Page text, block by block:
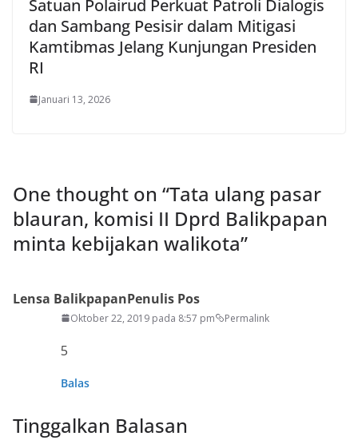
Satuan Polairud Perkuat Patroli Dialogis
dan Sambang Pesisir dalam Mitigasi
Kamtibmas Jelang Kunjungan Presiden
RI
Januari 13, 2026
One thought on “Tata ulang pasar
blauran, komisi II Dprd Balikpapan
minta kebijakan walikota”
Lensa BalikpapanPenulis Pos
Oktober 22, 2019 pada 8:57 pm Permalink
5
Balas
Tinggalkan Balasan